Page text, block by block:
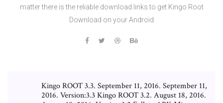
matter there is the reliable download links to get Kingo Root
Download on your Android
Kingo ROOT 3.3. September 11, 2016. September 11,
2016. Version:3.3 Kingo ROOT 3.2. August 18, 2016.